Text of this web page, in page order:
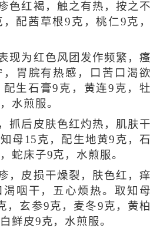
色红褐，触之有热，按之不
配茜草根9克，桃仁9克，
现为红色风团发作频繁，瘙
胃脘有热感，口苦口渴欲
生石膏9克，黄连9克，牡
水煎服。
抓后皮肤色红灼热，肌肤干
母15克，配生地黄9克，石
蛇床子9克，水煎服。
，皮损干燥裂，肤色红，痒
咽干，五心烦热。取知母
，玄参9克，麦冬9克，黄柏
鲜皮9克，水煎服。